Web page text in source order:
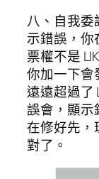
八、自我委
示錯誤，你
票權不是
你加一下會
遠遠超過了
誤會，顯示
在修好先，
對了。